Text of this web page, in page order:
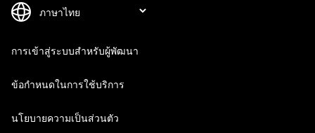
การเข้าสู่ระบบสำหรับผู้พัฒนา
ข้อกำหนดในการใช้บริการ
นโยบายความเป็นส่วนตัว